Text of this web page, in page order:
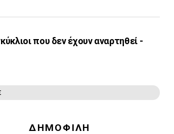
που δεν έχουν αναρτηθεί -
ΔΗΜΟΦΙΛΗ